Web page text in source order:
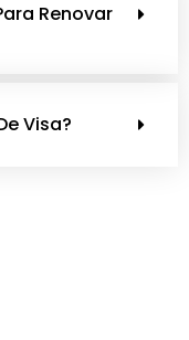
Renovar
Visa?